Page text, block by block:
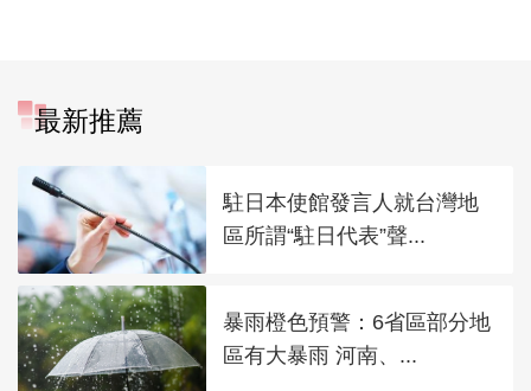
最新推薦
駐日本使館發言人就台灣地
區所謂“駐日代表”聲...
暴雨橙色預警：6省區部分地
區有大暴雨 河南、...